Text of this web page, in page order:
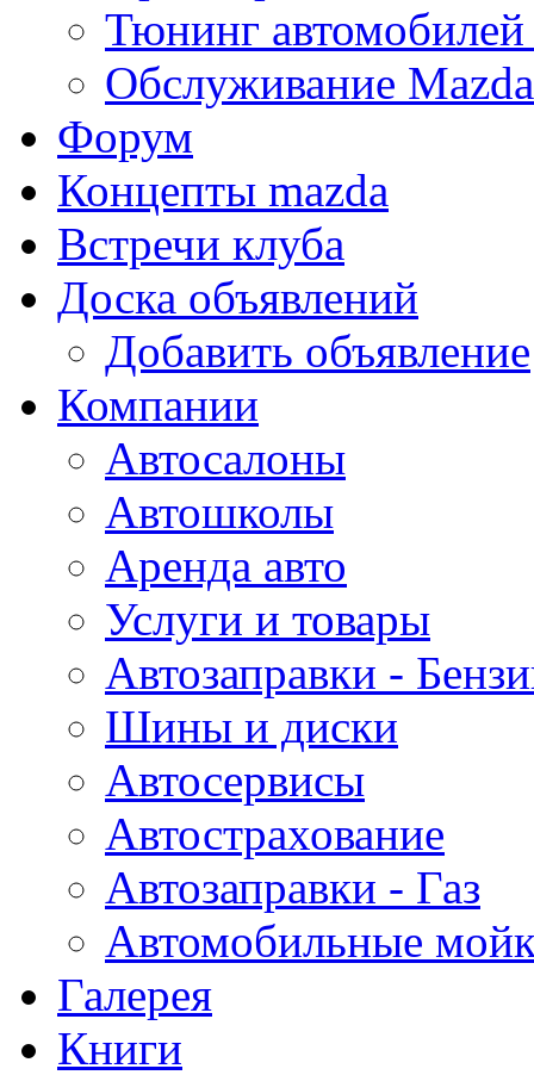
Тюнинг
Обслуживание Mazda
Форум
Концепты mazda
Встречи клуба
Доска объявлений
Добавить объявление
Компании
Автосалоны
Автошколы
Аренда авто
Услуги и товары
Автозаправки -
Шины и диски
Автосервисы
Автострахование
Автозаправки - Газ
Автомобильные
Галерея
Книги